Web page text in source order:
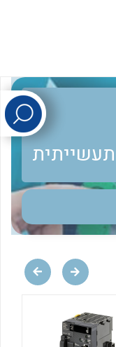
לכל מוצרי היצרן
תעשייתית